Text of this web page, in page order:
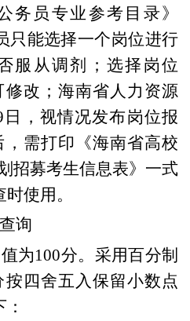
务员专业参考目录》
只能选择一个岗位进行
服从调剂
；选择岗位
改； 海南省人力资源
， 视情况发布岗位报
，需打印《海南省高校
招募考生信息表》一式
使用。
询
为100分。采用百分制
四舍五入保留小数点